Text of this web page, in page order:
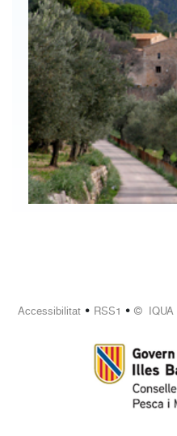
Accessibilitat• RSS1 • © IQUA